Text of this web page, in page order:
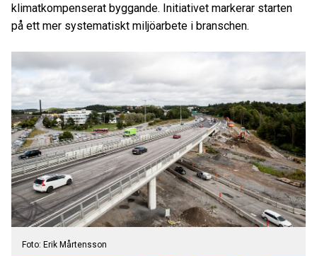
klimatkompenserat byggande. Initiativet markerar starten
på ett mer systematiskt miljöarbete i branschen.
Foto: Erik Mårtensson